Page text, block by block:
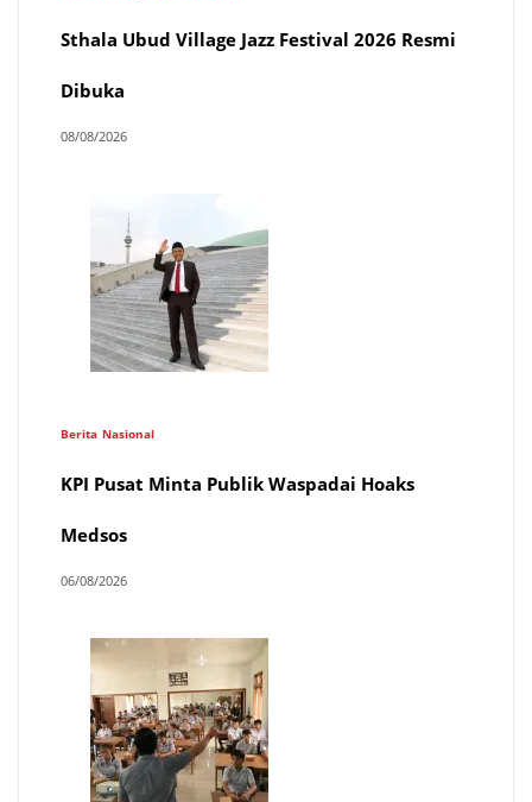
Sthala Ubud Village Jazz Festival 2026 Resmi
Dibuka
08/08/2026
Berita Nasional
KPI Pusat Minta Publik Waspadai Hoaks
Medsos
06/08/2026